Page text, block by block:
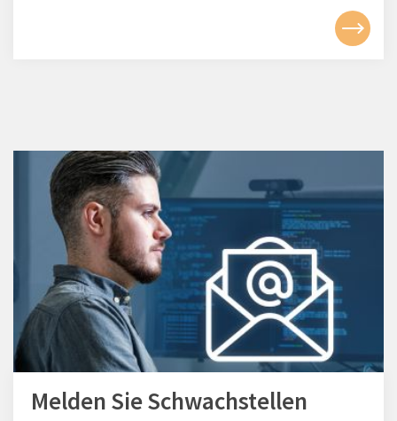
Melden Sie Schwachstellen